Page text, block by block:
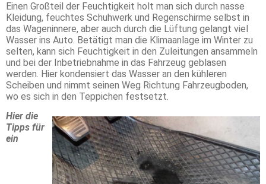
Einen Großteil der Feuchtigkeit holt man sich durch nasse
Kleidung, feuchtes Schuhwerk und Regenschirme selbst in
das Wageninnere, aber auch durch die Lüftung gelangt viel
Wasser ins Auto. Betätigt man die Klimaanlage im Winter zu
selten, kann sich Feuchtigkeit in den Zuleitungen ansammeln
und bei der Inbetriebnahme in das Fahrzeug geblasen
werden. Hier kondensiert das Wasser an den kühleren
Scheiben und nimmt seinen Weg Richtung Fahrzeugboden,
wo es sich in den Teppichen festsetzt.
Hier die
Tipps für
ein